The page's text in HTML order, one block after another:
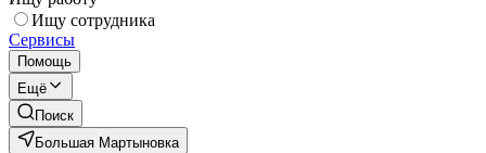
Ищу сотрудника
Сервисы
Помощь
Ещё
Поиск
Большая Мартыновка